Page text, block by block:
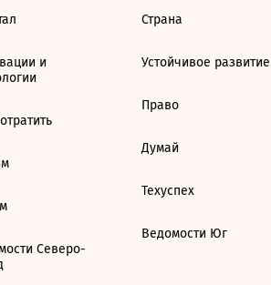
и
Северо-
Страна
Устойчивое развитие
Право
Думай
Техуспех
Ведомости Юг